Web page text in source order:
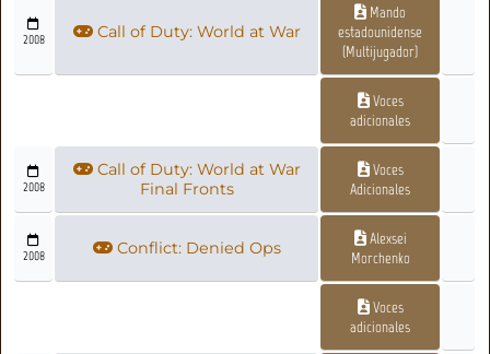
2008 Call of Duty: World at War
Mando
estadounidense
(Multijugador)
Voces
adicionales
2008
Call of Duty: World at War
Final Fronts
Voces
Adicionales
2008 Conflict: Denied Ops
Alexsei
Morchenko
Voces
adicionales